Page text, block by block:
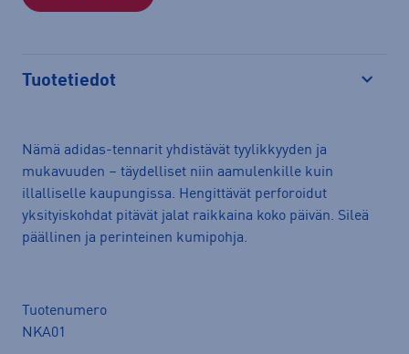
Tuotetiedot
Nämä adidas-tennarit yhdistävät tyylikkyyden ja
mukavuuden – täydelliset niin aamulenkille kuin
illalliselle kaupungissa. Hengittävät perforoidut
yksityiskohdat pitävät jalat raikkaina koko päivän. Sileä
päällinen ja perinteinen kumipohja.
Tuotenumero
NKA01